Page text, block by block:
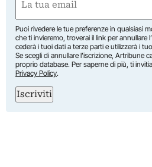
(Required)
Puoi rivedere le tue preferenze in qualsiasi
che ti invieremo, troverai il link per annullare
cederà i tuoi dati a terze parti e utilizzerà i
Se scegli di annullare l’iscrizione, Artribune
proprio database. Per saperne di più, ti
Privacy Policy.
Iscriviti